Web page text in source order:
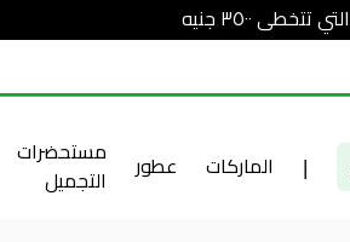
٣٥٠٠ جنيه
| الماركات عطور
مستحضرات
التجميل